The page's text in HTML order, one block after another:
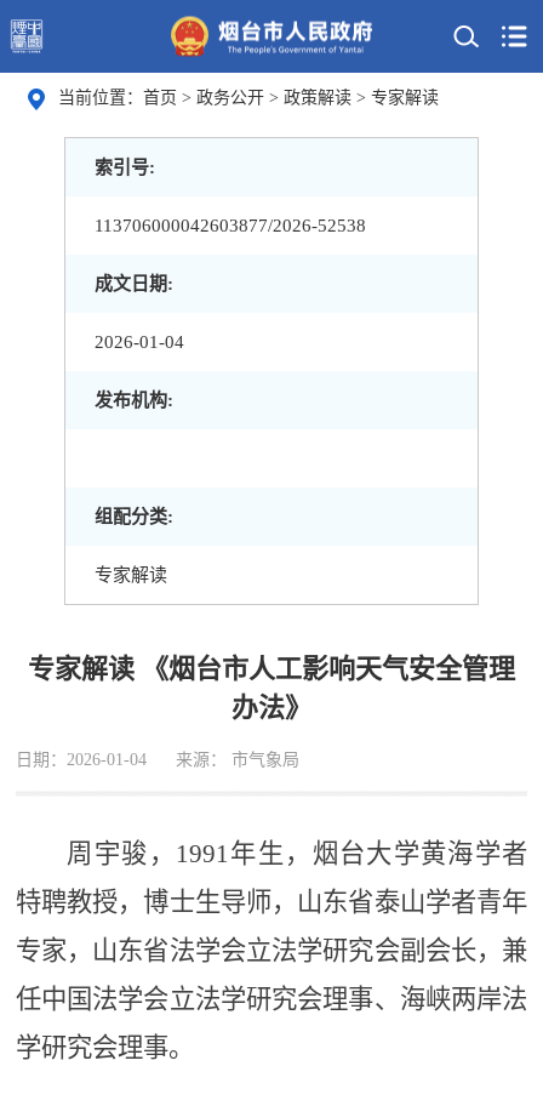
当前位置： 首页 > 政务公开 > 政策解读 > 专家解读
索引号:
113706000042603877/2026-52538
成文日期:
2026-01-04
发布机构:
组配分类:
专家解读
专家解读 《烟台市人工影响天气安全管理
办法》
日期：2026-01-04 来源： 市气象局
周宇骏， 1991年生，烟台大学黄海学者
特聘教授，博士生导师，山东省泰山学者青年
专家，山东省法学会立法学研究会副会长，兼
任中国法学会立法学研究会理事、海峡两岸法
学研究会理事。